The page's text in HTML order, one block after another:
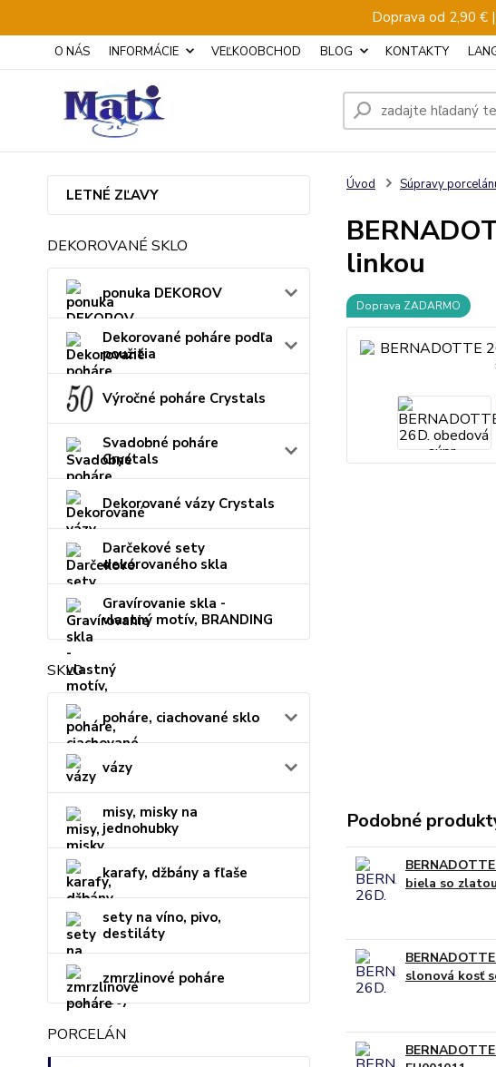
Doprava od 2,90 €
O NÁS INFORMÁCIE VEĽKOOBCHOD BLOG KONTAKTY
LETNÉ ZĽAVY
DEKOROVANÉ SKLO
ponuka DEKOROV
Dekorované poháre podľa
použitia
Výročné poháre Crystals
Svadobné poháre
Crystals
Dekorované vázy Crystals
Darčekové sety
dekorovaného skla
Gravírovanie skla -
vlastný motív, BRANDING
SKLO
poháre, ciachované sklo
vázy
misy, misky na
jednohubky
karafy, džbány a fľaše
sety na víno, pivo,
destiláty
zmrzlinové poháre
PORCELÁN
Úvod Súpravy
linkou
Doprava ZADARMO
Podobné
biela so
slonová kosť